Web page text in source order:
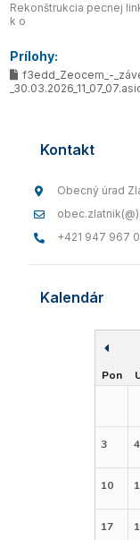
Rekonštrukcia pecnej
k o
Prílohy:
f3edd_Zeocem_-
Kontakt
Obecný úrad
+421 947 967
Kalendár
Pon
3 4
10
17